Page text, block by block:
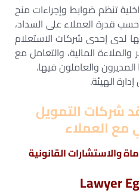
تنظم ضوابط وإجراءات منح
قدرة العملاء على السداد،
لدى إحدى شركات الاستعلام
والملاءة المالية، والتعامل مع
والعاملون فيها.
الهيئة.
شركات التمويل
مع العملاء
والاستشارات القانونية
Lawyer